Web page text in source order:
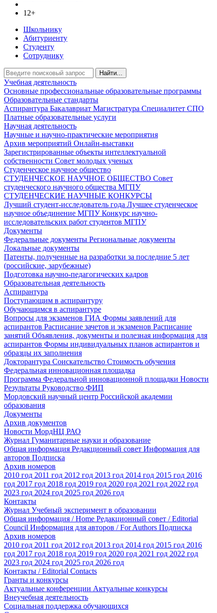
12+
Школьнику
Абитуриенту
Студенту
Сотруднику
Найти...
Учебная деятельность
Основные профессиональные образовательные программы
Образовательные стандарты
Аспирантура Бакалавриат Магистратура Специалитет СПО
Платные образовательные услуги
Научная деятельность
Научные и научно-практические мероприятия
Архив мероприятий Онлайн-выставки
Зарегистрированные объекты интеллектуальной
собственности Совет молодых ученых
Студенческое научное общество
СТУДЕНЧЕСКОЕ НАУЧНОЕ ОБЩЕСТВО Совет
студенческого научного общества МГПУ
СТУДЕНЧЕСКИЕ НАУЧНЫЕ КОНКУРСЫ
Лучший студент-исследователь года Лучшее студенческое
научное объединение МГПУКонкурс научно-
исследовательских работ студентов МГПУ
Документы
Федеральные документы Региональные документы
Локальные документы
Патенты, полученные на разработки за последние 5 лет
(российские, зарубежные)
Подготовка научно-педагогических кадров
Образовательная деятельность
Аспирантура
Поступающим в аспирантуру
Обучающимся в аспирантуре
Вопросы для экзаменов ГИА Формы заявлений для
аспирантов Расписание зачетов и экзаменов Расписание
занятий Объявления, документы и полезная информация для
аспирантов Формы индивидуальных планов аспирантов и
образцы их заполнения
Докторантура Соискательство Стоимость обучения
Федеральная инновационная площадка
Программа Федеральной инновационной площадки Новости
Результаты Руководство ФИП
Мордовский научный центр Российской академии
образования
Документы
Архив документов
Новости МордНЦ РАО
Журнал Гуманитарные науки и образование
Общая информация Редакционный совет Информация для
авторов Подписка
Архив номеров
2010 год 2011 год 2012 год 2013 год 2014 год 2015 год 2016
год 2017 год 2018 год 2019 год 2020 год 2021 год 2022 год
2023 год 2024 год 2025 год 2026 год
Контакты
Журнал Учебный эксперимент в образовании
Общая информация / Home Редакционный совет / Editorial
Council Информация для авторов / For Authors Подписка
Архив номеров
2010 год 2011 год 2012 год 2013 год 2014 год 2015 год 2016
год 2017 год 2018 год 2019 год 2020 год 2021 год 2022 год
2023 год 2024 год 2025 год 2026 год
Контакты / Editorial Contacts
Гранты и конкурсы
Актуальные конференции Актуальные конкурсы
Внеучебная деятельность
Социальная поддержка обучающихся